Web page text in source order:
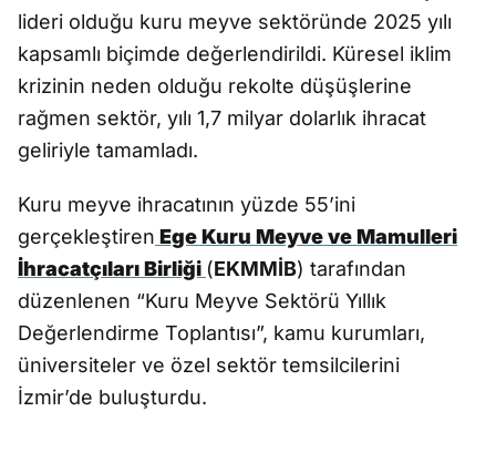
lideri olduğu kuru meyve sektöründe 2025 yılı
kapsamlı biçimde değerlendirildi. Küresel iklim
krizinin neden olduğu rekolte düşüşlerine
rağmen sektör, yılı 1,7 milyar dolarlık ihracat
geliriyle tamamladı.
Kuru meyve ihracatının yüzde 55’ini
gerçekleştiren Ege Kuru Meyve ve Mamulleri
İhracatçıları Birliği (EKMMİB) tarafından
düzenlenen “Kuru Meyve Sektörü Yıllık
Değerlendirme Toplantısı”, kamu kurumları,
üniversiteler ve özel sektör temsilcilerini
İzmir’de buluşturdu.